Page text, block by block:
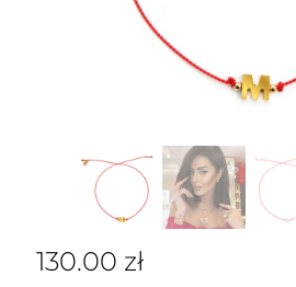
130.00 zł